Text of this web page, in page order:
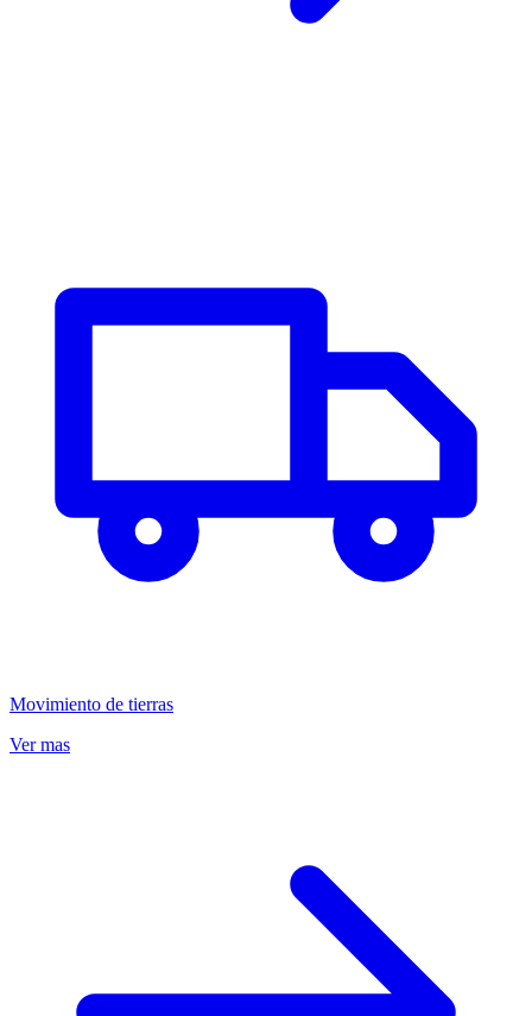
Movimiento de tierras
Ver mas